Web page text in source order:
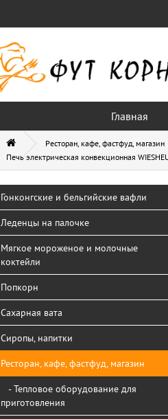
Главная
Ресторан, кафе, фастфуд, магазин
Печь электрическая конвекционная
Гонконгские и бельгийские вафли
Леденцы на палочке
Мягкое мороженое и молочные
коктейли
Попкорн
Сахарная вата
Сиропы, напитки
Ресторан, кафе, фастфуд, магазин
- Тепловое оборудование для
приготовления